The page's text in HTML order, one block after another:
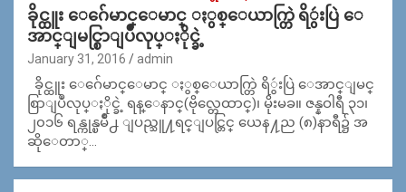
ခိုင္ထူး ေဂ်ေမာင္ေမာင္ ႏွစ္ေယာက္တြဲ ရိွဴးပြဲ ေ
အာင္ျမင္စြာျပဳလုပ္ႏိုင္ခဲ့
January 31, 2016 admin
ခိုင္ထူး ေဂ်ေမာင္ေမာင္ ႏွစ္ေယာက္တြဲ ရိွဴးပြဲ ေအာင္ျမင္
စြာျပဳလုပ္ႏိုင္ခဲ့ ရန္ေနာင္(ဗိုလ္တေထာင္)၊ မိုးမခ။ ဇန္နဝါရီ ၃၁၊
၂၀၁၆ ရန္ကုန္ၿမိဳ႕ ျပည္သူ႔ရင္ျပင္တြင္ ယေန႔ည (၈)နာရီ၌ အ
ဆိုေတာ္…